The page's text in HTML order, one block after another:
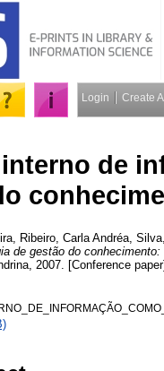
Login Create
de
Ribeiro, Carla Andréa
de gestão do
2007. [Conference